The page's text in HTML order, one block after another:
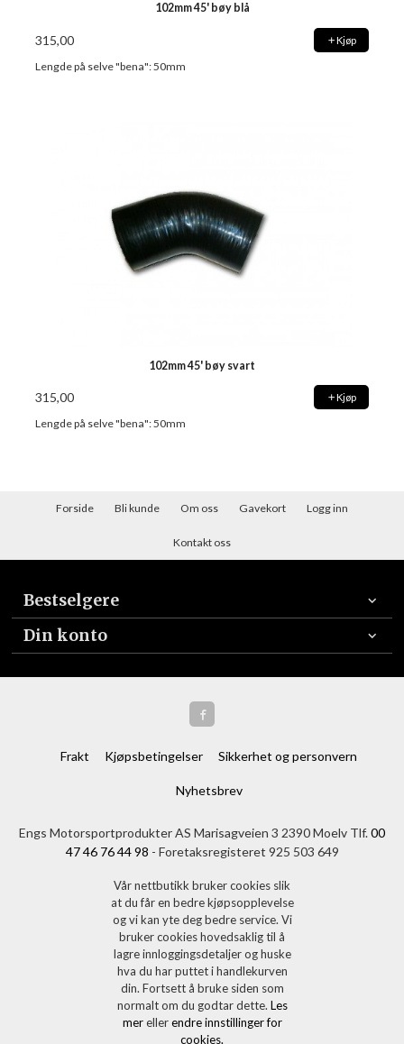
102mm 45' bøy blå
315,00 Kjøp
Lengde på selve "bena": 50mm
102mm 45' bøy svart
315,00 Kjøp
Lengde på selve "bena": 50mm
Forside Bli kunde Om oss Gavekort Logg inn
Kontakt oss
Bestselgere
Din konto
Frakt Kjøpsbetingelser Sikkerhet og personvern
Nyhetsbrev
Engs Motorsportprodukter AS Marisagveien 3 2390 Moelv Tlf.00
47 46 76 44 98 - Foretaksregisteret 925 503 649
Vår nettbutikk bruker cookies slik
at du får en bedre kjøpsopplevelse
og vi kan yte deg bedre service. Vi
bruker cookies hovedsaklig til å
lagre innloggingsdetaljer og huske
hva du har puttet i handlekurven
din. Fortsett å bruke siden som
normalt om du godtar dette. Les
merellerendre innstillinger for
cookies.